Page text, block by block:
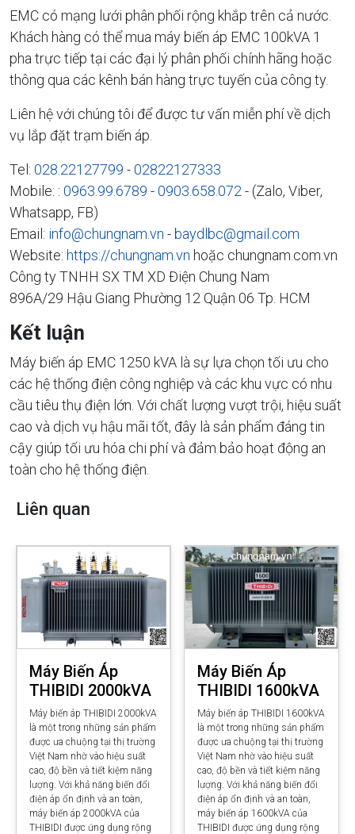
EMC có mạng lưới phân phối rộng khắp trên cả nước.
Khách hàng có thể mua máy biến áp EMC 100kVA 1
pha trực tiếp tại các đại lý phân phối chính hãng hoặc
thông qua các kênh bán hàng trực tuyến của công ty.
Liên hệ với chúng tôi để được tư vấn miễn phí về dịch
vụ lắp đặt trạm biến áp.
Tel: 028.22127799 -02822127333
Mobile: : 0963.99.6789 -0903.658.072 - (Zalo, Viber,
Whatsapp, FB)
Email: info@chungnam.vn -baydlbc@gmail.com
Website: https://chungnam.vn hoặc chungnam.com.vn
Công ty TNHH SX TM XD Điện Chung Nam
896A/29 Hậu Giang Phường 12 Quận 06 Tp. HCM
Kết luận
Máy biến áp EMC 1250 kVA là sự lựa chọn tối ưu cho
các hệ thống điện công nghiệp và các khu vực có nhu
cầu tiêu thụ điện lớn. Với chất lượng vượt trội, hiệu suất
cao và dịch vụ hậu mãi tốt, đây là sản phẩm đáng tin
cậy giúp tối ưu hóa chi phí và đảm bảo hoạt động an
toàn cho hệ thống điện.
Liên quan
Máy Biến Áp
THIBIDI 2000kVA
Máy biến áp THIBIDI 2000kVA
là một trong những sản phẩm
được ưa chuộng tại thị trường
Việt Nam nhờ vào hiệu suất
cao, độ bền và tiết kiệm năng
lượng. Với khả năng biến đổi
điện áp ổn định và an toàn,
máy biến áp 2000kVA của
THIBIDI được ứng dụng rộng
Máy Biến Áp
THIBIDI 1600kVA
Máy biến áp THIBIDI 1600kVA
là một trong những sản phẩm
được ưa chuộng tại thị trường
Việt Nam nhờ vào hiệu suất
cao, độ bền và tiết kiệm năng
lượng. Với khả năng biến đổi
điện áp ổn định và an toàn,
máy biến áp 1600kVA của
THIBIDI được ứng dụng rộng